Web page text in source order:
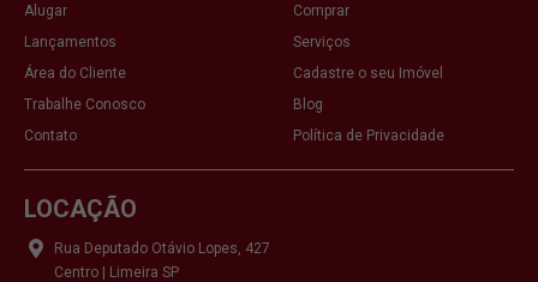
Alugar
Comprar
Lançamentos
Serviços
Área do Cliente
Cadastre o seu Imóvel
Trabalhe Conosco
Blog
Contato
Política de Privacidade
LOCAÇÃO
Rua Deputado Otávio Lopes, 427
Centro | Limeira SP